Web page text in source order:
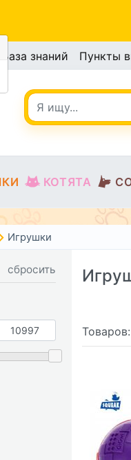
База знаний Пункты
КОТЯТА
Игрушки
сбросить
Товаров: